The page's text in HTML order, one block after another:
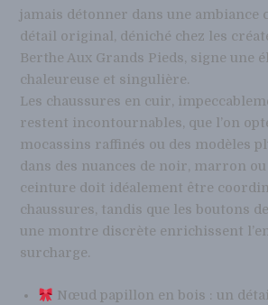
jamais détonner dans une ambiance
détail original, déniché chez les
Berthe Aux Grands Pieds, signe une
chaleureuse et singulière.
Les chaussures en cuir,
restent incontournables, que l’on
mocassins raffinés ou des modèles
dans des nuances de noir, marron
ceinture doit idéalement être
chaussures, tandis que les boutons
une montre discrète enrichissent
surcharge.
Nœud papillon en bois : un